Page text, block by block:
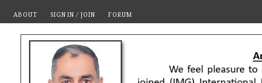
ABOUT SIGN IN / JOIN FORUM